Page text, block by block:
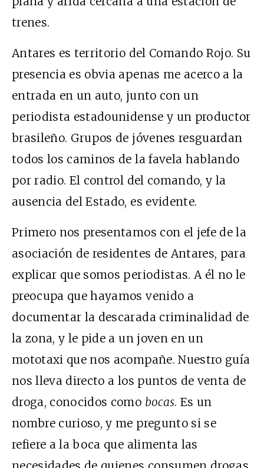
trenes.
Antares es territorio del Comando Rojo. Su
presencia es obvia apenas me acerco a la
entrada en un auto, junto con un
periodista estadounidense y un productor
brasileño. Grupos de jóvenes resguardan
todos los caminos de la favela hablando
por radio. El control del comando, y la
ausencia del Estado, es evidente.
Primero nos presentamos con el jefe de la
asociación de residentes de Antares, para
explicar que somos periodistas. A él no le
preocupa que hayamos venido a
documentar la descarada criminalidad de
la zona, y le pide a un joven en un
mototaxi que nos acompañe. Nuestro guía
nos lleva directo a los puntos de venta de
droga, conocidos como bocas. Es un
nombre curioso, y me pregunto si se
refiere a la boca que alimenta las